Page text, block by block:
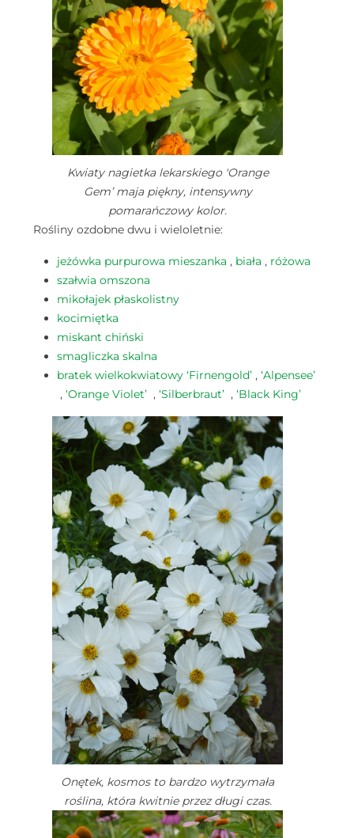
Kwiaty nagietka lekarskiego 'Orange
Gem’ maja piękny, intensywny
pomarańczowy kolor.
Rośliny ozdobne dwu i wieloletnie:
jeżówka purpurowa mieszanka , biała , różowa
szałwia omszona
mikołajek płaskolistny
kocimiętka
miskant chiński
smagliczka skalna
bratek wielkokwiatowy ‘Firnengold’ , ‘Alpensee’
, ‘Orange Violet’ , ‘Silberbraut’ , ‘Black King’
Onętek, kosmos to bardzo wytrzymała
roślina, która kwitnie przez długi czas.